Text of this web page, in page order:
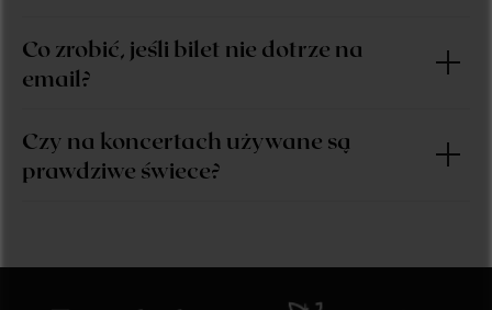
Co zrobić, jeśli bilet nie dotrze na
email?
Czy na koncertach używane są
prawdziwe świece?